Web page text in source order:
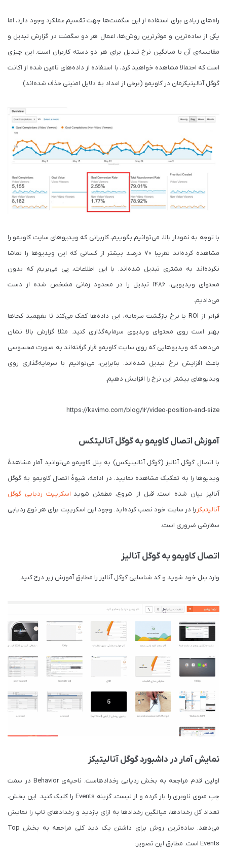
راه‌های زیادی برای استفاده از این سگمنت‌ها جهت تقسیم عملکرد وجود دارد، اما
یکی از ساده‌ترین و موثرترین روش‌ها، اعمال هر دو سگمنت در گزارش تبدیل و
مقایسه‌ی آن با میانگین نرخ تبدیل برای هر دو دسته کاربران است. این چیزی
است که احتمالا مشاهده خواهید کرد، با استفاده از داده‌های تامین شده از اکانت
گوگل آنالیتیکزمان در کاویمو (برخی از اعداد به دلایل امنیتی حذف شده‌اند):
با توجه به نمودار بالا، می‌توانیم بگوییم، کاربرانی که ویدیوهای سایت کاویمو را
مشاهده کرده‌اند تقریبا 70 درصد بیشتر از کسانی که این ویدیوها را تماشا
نکرده‌اند به مشتری تبدیل شده‌اند. با این اطلاعات، پی می‌بریم که بدون
محتوای ویدیویی، 1486 تبدیل را در محدود زمانی مشخص شده از دست
می‌دادیم.
فراتر از ROI یا نرخ بازگشت سرمایه، این داده‌ها کمک می‌کند تا بفهمید کجاها
بهتر است روی محتوای ویدیوی سرمایه‌گذاری کنید. مثلا گزارش بالا نشان
می‌دهد که ویدیوهایی که روی سایت کاویمو قرار گرفته‌اند به صورت محسوسی
باعث افزایش نرخ تبدیل شده‌اند. بنابراین، می‌توانیم با سرمایه‌گذاری روی
ویدیوهای بیشتر این نرخ را افزایش دهیم.
https://kavimo.com/blog/12/video-position-and-size
آموزش اتصال کاویمو به گوگل آنالیتکس
با اتصال گوگل آنالیز (گوگل آنالیتیکس) به پنل کاویمو می‌توانید آمار مشاهدۀ
ویدیوها را به تفکیک مشاهده نمایید. در ادامه، شیوۀ اتصال کاویمو به گوگل
آنالیز بیان شده است. قبل از شروع، مطمئن شوید اسکریپت ردیابی گوگل
آنالیتیکز را در سایت خود نصب کرده‌اید. وجود این اسکریپت برای هر نوع ردیابی
سفارشی ضروری است.
اتصال کاویمو به گوگل آنالیز
وارد پنل خود شوید و کد شناسایی گوگل آنالیز را مطابق آموزش زیر درج کنید.
نمایش آمار در داشبورد گوگل آنالیتیکز
اولین قدم مراجعه به بخش ردیابی رخدادهاست. ناحیه‌ی Behavior در سمت
چپ منوی ناوبری را باز کرده و از لیست، گزینه Events را کلیک کنید. این بخش،
تعداد کل رخدادها، میانگین رخدادها به ازای بازدید و رخدادهای تاپ را نمایش
می‌دهد. ساده‌ترین روش برای داشتن یک دید کلی مراجعه به بخش Top
Events است. مطابق این تصویر: